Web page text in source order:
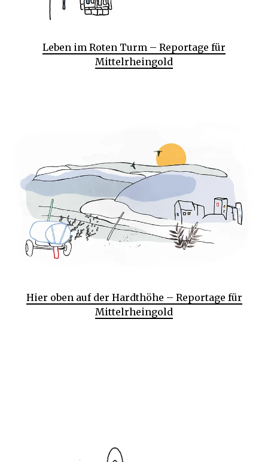
Leben im Roten Turm – Reportage für
Mittelrheingold
Hier oben auf der Hardthöhe – Reportage für
Mittelrheingold